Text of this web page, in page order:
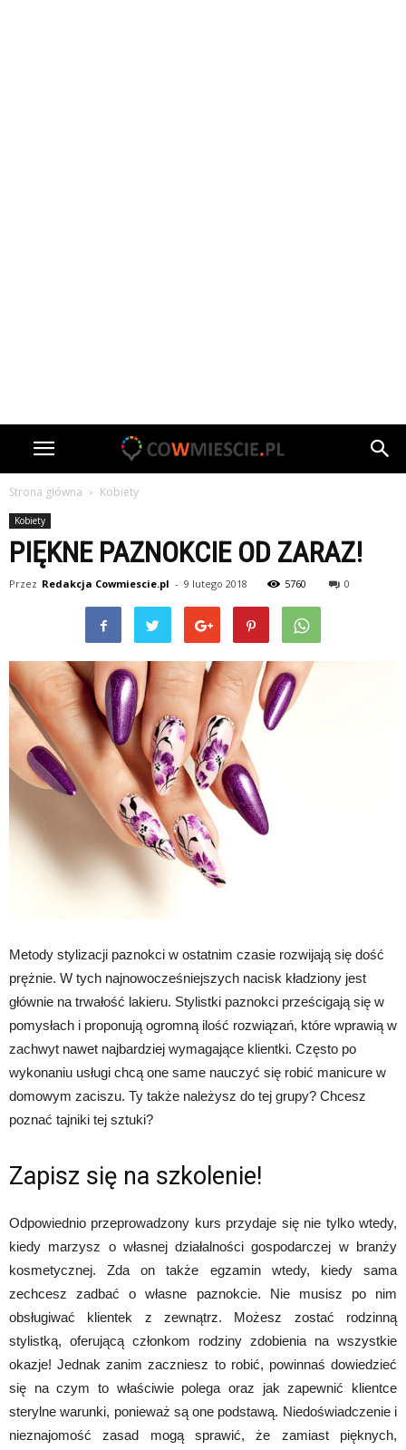
Strona główna Kobiety
Kobiety
PIĘKNE PAZNOKCIE OD ZARAZ!
Przez Redakcja Cowmiescie.pl - 9 lutego 2018 5760 0
Metody stylizacji paznokci w ostatnim czasie rozwijają się dość
prężnie. W tych najnowocześniejszych nacisk kładziony jest
głównie na trwałość lakieru. Stylistki paznokci prześcigają się w
pomysłach i proponują ogromną ilość rozwiązań, które wprawią w
zachwyt nawet najbardziej wymagające klientki. Często po
wykonaniu usługi chcą one same nauczyć się robić manicure w
domowym zaciszu. Ty także należysz do tej grupy? Chcesz
poznać tajniki tej sztuki?
Zapisz się na szkolenie!
Odpowiednio przeprowadzony kurs przydaje się nie tylko wtedy,
kiedy marzysz o własnej działalności gospodarczej w branży
kosmetycznej. Zda on także egzamin wtedy, kiedy sama
zechcesz zadbać o własne paznokcie. Nie musisz po nim
obsługiwać klientek z zewnątrz. Możesz zostać rodzinną
stylistką, oferującą członkom rodziny zdobienia na wszystkie
okazje! Jednak zanim zaczniesz to robić, powinnaś dowiedzieć
się na czym to właściwie polega oraz jak zapewnić klientce
sterylne warunki, ponieważ są one podstawą. Niedoświadczenie i
nieznajomość zasad mogą sprawić, że zamiast pięknych,